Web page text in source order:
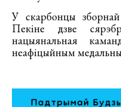
У скарбонцы
Пекіне дзве
нацыянальная
неафіцыйным